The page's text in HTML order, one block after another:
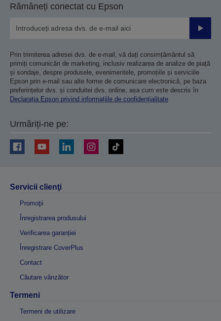
Rămâneți conectat cu Epson
Prin trimiterea adresei dvs. de e-mail, vă dați consimțământul să
primiți comunicări de marketing, inclusiv realizarea de analize de piață
și sondaje, despre produsele, evenimentele, promoțiile și serviciile
Epson prin e-mail sau alte forme de comunicare electronică, pe baza
preferințelor dvs. și conduitei dvs. online, așa cum este descris în
Declarația Epson privind informațiile de confidențialitate
Urmăriți-ne pe:
Servicii clienţi
Promoţii
Înregistrarea produsului
Verificarea garanției
Înregistrare CoverPlus
Contact
Căutare vânzător
Termeni
Termeni de utilizare